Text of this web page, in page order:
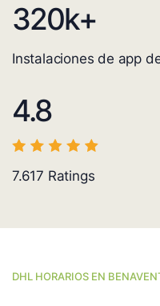
320k+
Instalaciones de app
4.8
7.617 Ratings
DHL HORARIOS EN